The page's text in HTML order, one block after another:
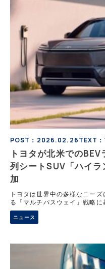
POST：2026.02.26TEXT
トヨタが北米での
列シートSUV「ハイ
加
トヨタは世界中の多様なニー
る「マルチパスウェイ」戦略に
拡充を発表。その最初のモデル
ダー」にBEVモデルの追加を
での航続性能や車両の特徴を解
ニュース